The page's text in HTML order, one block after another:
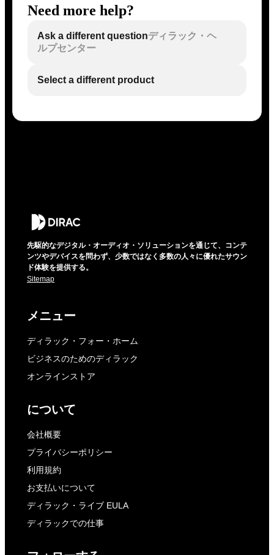
Need more help?
Ask a different questionディラック・ヘ
ルプセンター
Select a different product
先駆的なデジタル・オーディオ・ソリューションを通じて、コンテ
ンツやデバイスを問わず、少数ではなく多数の人々に優れたサウン
ド体験を提供する。
Sitemap
メニュー
ディラック・フォー・ホーム
ビジネスのためのディラック
オンラインストア
について
会社概要
プライバシーポリシー
利用規約
お支払いについて
ディラック・ライブ EULA
ディラックでの仕事